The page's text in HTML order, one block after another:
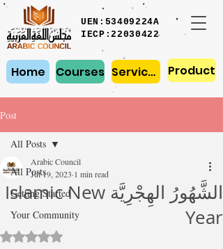
Home Courses Services Product
UEN:53409224A
IECP:22030422
Post
All Posts
Getting Started
Your Community
All Posts
الشَّهُورُ الهِجْرِيَّة Islamic New
Year
Arabic Council
Jul 19, 2023 1 min read
Rated NaN out of 5 stars.